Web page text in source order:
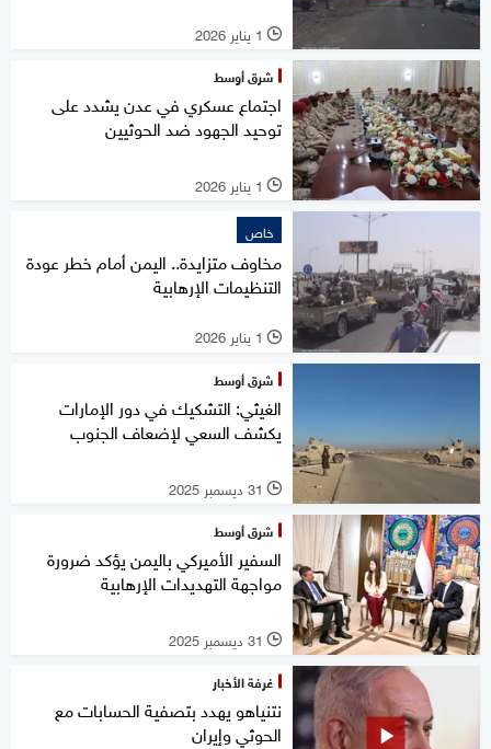
l 1 يناير 2026
شرق أوسط
اجتماع عسكري في عدن يشدد على
توحيد الجهود ضد الحوثيين
l 1 يناير 2026
خاص
مخاوف متزايدة.. اليمن أمام خطر عودة
التنظيمات الإرهابية
l 1 يناير 2026
شرق أوسط
الغيثي: التشكيك في دور الإمارات
يكشف السعي لإضعاف الجنوب
l 31 ديسمبر 2025
شرق أوسط
السفير الأميركي باليمن يؤكد ضرورة
مواجهة التهديدات الإرهابية
l 31 ديسمبر 2025
غرفة الأخبار
نتنياهو يهدد بتصفية الحسابات مع
الحوثي وإيران